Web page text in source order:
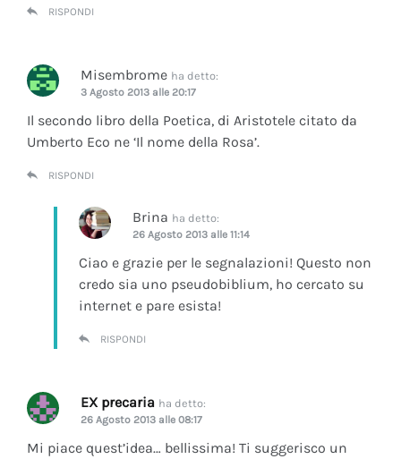
RISPONDI
Misembrome ha detto:
3 Agosto 2013 alle 20:17
Il secondo libro della Poetica, di Aristotele citato da
Umberto Eco ne ‘Il nome della Rosa’.
RISPONDI
Brina ha detto:
26 Agosto 2013 alle 11:14
Ciao e grazie per le segnalazioni! Questo non
credo sia uno pseudobiblium, ho cercato su
internet e pare esista!
RISPONDI
EX precaria ha detto:
26 Agosto 2013 alle 08:17
Mi piace quest’idea… bellissima! Ti suggerisco un